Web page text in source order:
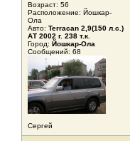
Возраст: 56
Расположение: Йошкар-
Ола
Авто: Terracan 2,9(150 л.с.)
АТ 2002 г. 238 т.к.
Город: Йошкар-Ола
Сообщений: 68
Сергей